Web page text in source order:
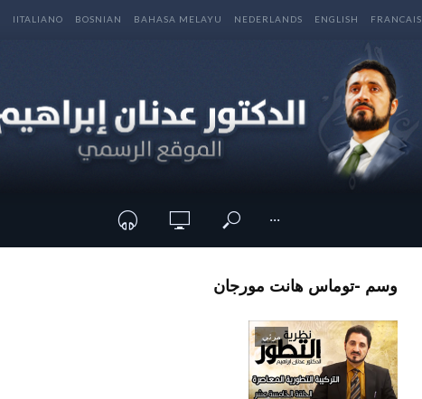
FRANCAIS
ENGLISH
NEDERLANDS
BAHASA MELAYU
BOSNIAN
IITALIANO
···
وسم -توماس هانت مورجان
مرئي